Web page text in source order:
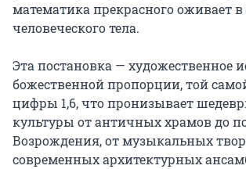
математика прекрасного оживает в
человеческого тела.
Эта постановка — художественное
божественной пропорции, той
цифры 1,6, что пронизывает
культуры от античных храмов до
Возрождения, от музыкальных
современных архитектурных